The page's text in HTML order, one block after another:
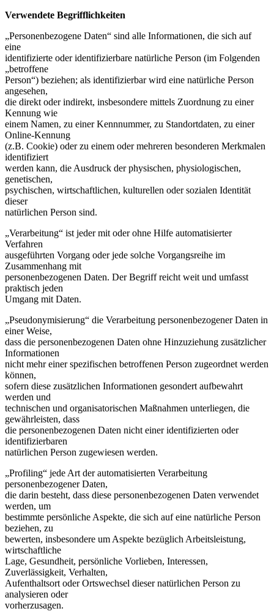
Verwendete Begrifflichkeiten
„Personenbezogene Daten“ sind alle Informationen, die sich auf
eine
identifizierte oder identifizierbare natürliche Person (im Folgenden
„betroffene
Person“) beziehen; als identifizierbar wird eine natürliche Person
angesehen,
die direkt oder indirekt, insbesondere mittels Zuordnung zu einer
Kennung wie
einem Namen, zu einer Kennnummer, zu Standortdaten, zu einer
Online-Kennung
(z.B. Cookie) oder zu einem oder mehreren besonderen Merkmalen
identifiziert
werden kann, die Ausdruck der physischen, physiologischen,
genetischen,
psychischen, wirtschaftlichen, kulturellen oder sozialen Identität
dieser
natürlichen Person sind.
„Verarbeitung“ ist jeder mit oder ohne Hilfe automatisierter
Verfahren
ausgeführten Vorgang oder jede solche Vorgangsreihe im
Zusammenhang mit
personenbezogenen Daten. Der Begriff reicht weit und umfasst
praktisch jeden
Umgang mit Daten.
„Pseudonymisierung“ die Verarbeitung personenbezogener Daten in
einer Weise,
dass die personenbezogenen Daten ohne Hinzuziehung zusätzlicher
Informationen
nicht mehr einer spezifischen betroffenen Person zugeordnet werden
können,
sofern diese zusätzlichen Informationen gesondert aufbewahrt
werden und
technischen und organisatorischen Maßnahmen unterliegen, die
gewährleisten, dass
die personenbezogenen Daten nicht einer identifizierten oder
identifizierbaren
natürlichen Person zugewiesen werden.
„Profiling“ jede Art der automatisierten Verarbeitung
personenbezogener Daten,
die darin besteht, dass diese personenbezogenen Daten verwendet
werden, um
bestimmte persönliche Aspekte, die sich auf eine natürliche Person
beziehen, zu
bewerten, insbesondere um Aspekte bezüglich Arbeitsleistung,
wirtschaftliche
Lage, Gesundheit, persönliche Vorlieben, Interessen,
Zuverlässigkeit, Verhalten,
Aufenthaltsort oder Ortswechsel dieser natürlichen Person zu
analysieren oder
vorherzusagen.